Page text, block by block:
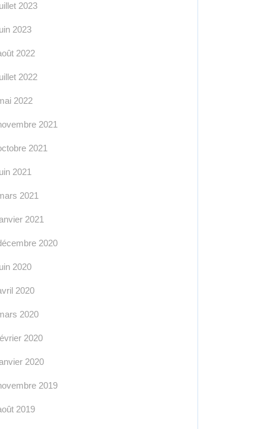
2023
2023
2022
2022
2022
2021
2021
2021
2021
2021
2020
2020
2020
2020
2020
2020
2019
2019